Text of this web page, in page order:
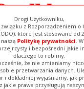
Drogi Użytkowniku,
z Rozporządzeniem o
które jest stosowane od
Politykę prywatności.
i bezpośredni jakie
dlaczego to robimy.
że nie zmieniamy
przetwarzania danych.
i dokładniej wyjaśniamy, jak
jakie prawa przysługują
Galerie